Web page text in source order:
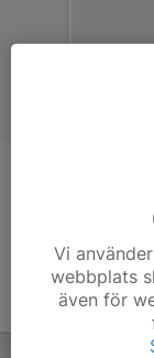
Vi
webbplats
även för